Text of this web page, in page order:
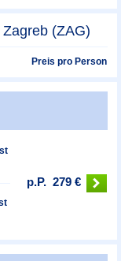
(ZAG)
Preis pro Person
p.P. 279 €